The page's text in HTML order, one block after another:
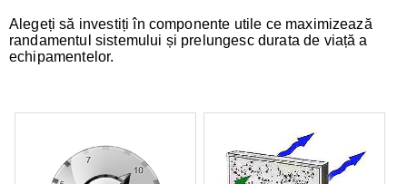
Alegeți să investiți în componente utile ce maximizează
randamentul sistemului și prelungesc durata de viață a
echipamentelor.